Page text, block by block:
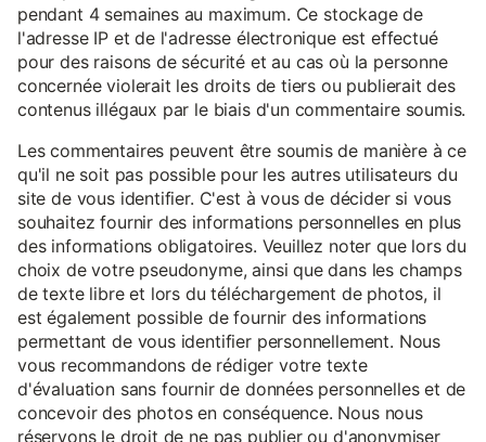
pendant 4 semaines au maximum. Ce stockage de
l'adresse IP et de l'adresse électronique est effectué
pour des raisons de sécurité et au cas où la personne
concernée violerait les droits de tiers ou publierait des
contenus illégaux par le biais d'un commentaire soumis.
Les commentaires peuvent être soumis de manière à ce
qu'il ne soit pas possible pour les autres utilisateurs du
site de vous identifier. C'est à vous de décider si vous
souhaitez fournir des informations personnelles en plus
des informations obligatoires. Veuillez noter que lors du
choix de votre pseudonyme, ainsi que dans les champs
de texte libre et lors du téléchargement de photos, il
est également possible de fournir des informations
permettant de vous identifier personnellement. Nous
vous recommandons de rédiger votre texte
d'évaluation sans fournir de données personnelles et de
concevoir des photos en conséquence. Nous nous
réservons le droit de ne pas publier ou d'anonymiser